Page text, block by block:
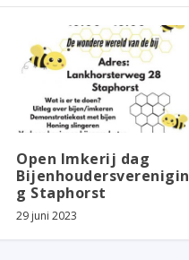
Open Imkerij dag
Bijenhoudersverenigin
g Staphorst
29 juni 2023